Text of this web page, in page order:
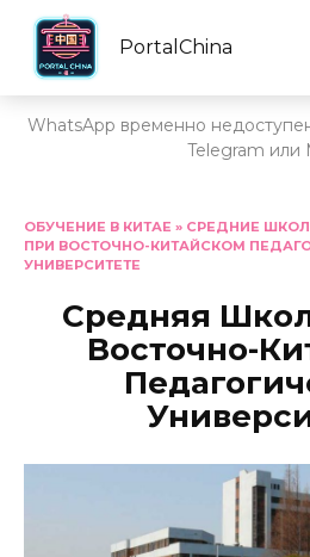
PortalChina
WhatsApp временно
Telegram или
содержанию
ОБУЧЕНИЕ В КИТАЕ » СРЕДНИЕ
ПРИ ВОСТОЧНО-КИТАЙСКОМ
УНИВЕРСИТЕТЕ
Средняя
Восточно-